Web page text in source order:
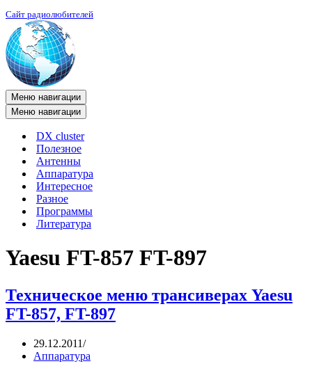
Сайт радиолюбителей
Меню навигации
Меню навигации
DX cluster
Полезное
Антенны
Аппаратура
Интересное
Разное
Программы
Литература
Yaesu FT-857 FT-897
Техническое меню трансиверах Yaesu
FT-857, FT-897
29.12.2011
Аппаратура